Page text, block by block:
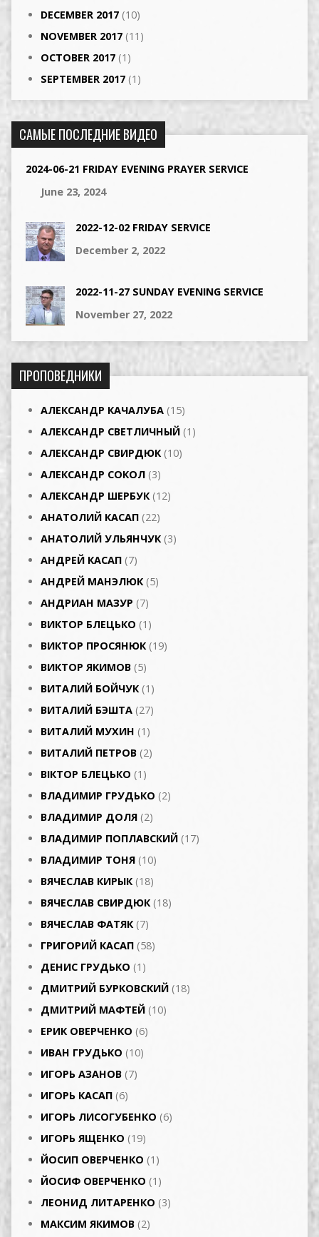
DECEMBER 2017 (10)
NOVEMBER 2017 (11)
OCTOBER 2017 (1)
SEPTEMBER 2017 (1)
САМЫЕ ПОСЛЕДНИЕ ВИДЕО
2024-06-21 FRIDAY EVENING PRAYER SERVICE
June 23, 2024
2022-12-02 FRIDAY SERVICE
December 2, 2022
2022-11-27 SUNDAY EVENING SERVICE
November 27, 2022
ПРОПОВЕДНИКИ
АЛЕКСАНДР КАЧАЛУБА (15)
АЛЕКСАНДР СВЕТЛИЧНЫЙ (1)
АЛЕКСАНДР СВИРДЮК (10)
АЛЕКСАНДР СОКОЛ (3)
АЛЕКСАНДР ШЕРБУК (12)
АНАТОЛИЙ КАСАП (22)
АНАТОЛИЙ УЛЬЯНЧУК (3)
АНДРЕЙ КАСАП (7)
АНДРЕЙ МАНЭЛЮК (5)
АНДРИАН МАЗУР (7)
ВИКТОР БЛЕЦЬКО (1)
ВИКТОР ПРОСЯНЮК (19)
ВИКТОР ЯКИМОВ (5)
ВИТАЛИЙ БОЙЧУК (1)
ВИТАЛИЙ БЭШТА (27)
ВИТАЛИЙ МУХИН (1)
ВИТАЛИЙ ПЕТРОВ (2)
ВІКТОР БЛЕЦЬКО (1)
ВЛАДИМИР ГРУДЬКО (2)
ВЛАДИМИР ДОЛЯ (2)
ВЛАДИМИР ПОПЛАВСКИЙ (17)
ВЛАДИМИР ТОНЯ (10)
ВЯЧЕСЛАВ КИРЫК (18)
ВЯЧЕСЛАВ СВИРДЮК (18)
ВЯЧЕСЛАВ ФАТЯК (7)
ГРИГОРИЙ КАСАП (58)
ДЕНИС ГРУДЬКО (1)
ДМИТРИЙ БУРКОВСКИЙ (18)
ДМИТРИЙ МАФТЕЙ (10)
ЕРИК ОВЕРЧЕНКО (6)
ИВАН ГРУДЬКО (10)
ИГОРЬ АЗАНОВ (7)
ИГОРЬ КАСАП (6)
ИГОРЬ ЛИСОГУБЕНКО (6)
ИГОРЬ ЯЩЕНКО (19)
ЙОСИП ОВЕРЧЕНКО (1)
ЙОСИФ ОВЕРЧЕНКО (1)
ЛЕОНИД ЛИТАРЕНКО (3)
МАКСИМ ЯКИМОВ (2)